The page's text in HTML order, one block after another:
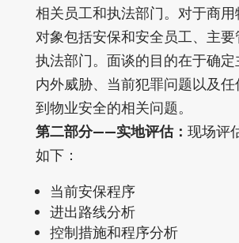
相关员工和执法部门。对于商
对象包括安保和安全员工、主
执法部门。面谈的目的在于确定
内外威胁、当前犯罪问题以及
到物业安全的相关问题。
第二部分——实地评估： 现场评
如下：
当前安保程序
进出路线分析
控制措施和程序分析